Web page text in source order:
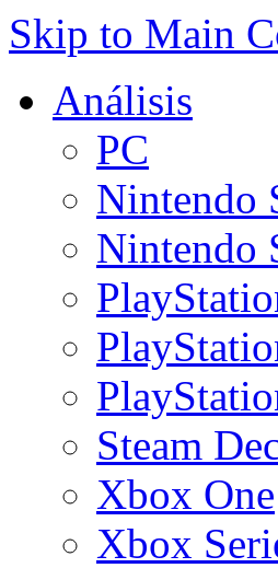
Skip to Main
Análisis
PC
Nintendo
Nintendo
Steam
Xbox One
Xbox